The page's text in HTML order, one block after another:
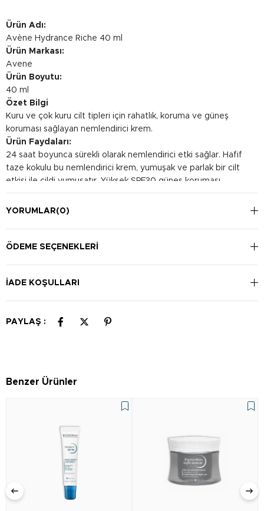
Ürün Adı:
Avène Hydrance Riche 40 ml
Ürün Markası:
Avene
Ürün Boyutu:
40 ml
Özet Bilgi
Kuru ve çok kuru cilt tipleri için rahatlık, koruma ve güneş
koruması sağlayan nemlendirici krem.
Ürün Faydaları:
24 saat boyunca sürekli olarak nemlendirici etki sağlar. Hafif
taze kokulu bu nemlendirici krem, yumuşak ve parlak bir cilt
etkisi ile cildi yumuşatır. Yüksek SPF30 güneş koruması
sağlayarak zararlı çevre etkenlerini etkili bir şekilde önler.
Kullanım Şekli:
kullanıma uygundur.
YORUMLAR(0)
ÖDEME SEÇENEKLERI
İADE KOŞULLARI
PAYLAŞ :
Benzer Ürünler